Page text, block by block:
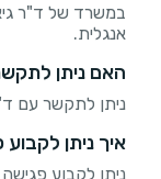
במשרד של ד"ר
אנגלית.
האם ניתן
ניתן לתקשר עם
איך ניתן